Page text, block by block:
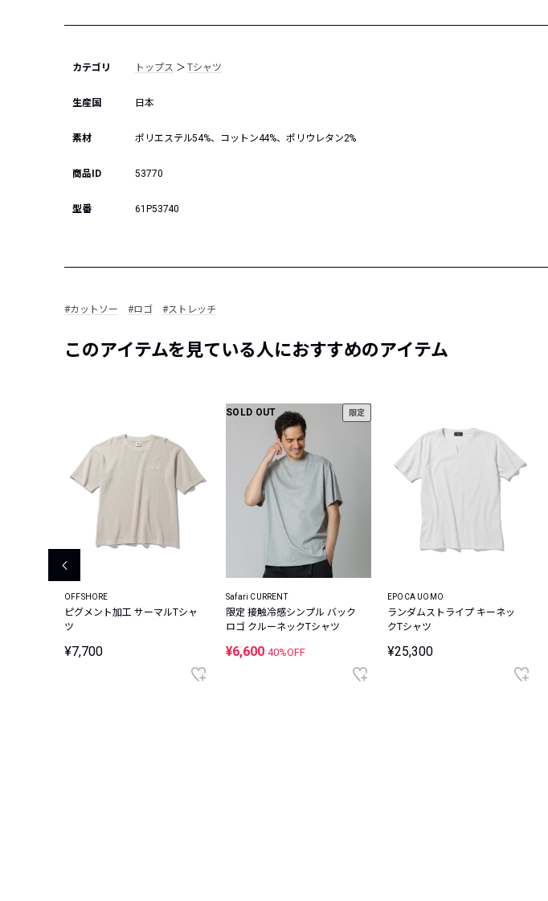
カテゴリ トップス ＞Tシャツ
生産国 日本
素材 ポリエステル54%、コットン44%、ポリウレタン2%
商品ID 53770
型番 61P53740
#カットソー #ロゴ #ストレッチ
このアイテムを見ている人におすすめのアイテム
OFFSHORE
ピグメント加工 サーマルTシャ
ツ
¥7,700
SOLD OUT 限定
Safari CURRENT
限定 接触冷感シンプル バック
ロゴ クルーネックTシャツ
¥6,600 40%OFF
EPOCA UOMO
ランダムストライプ キーネッ
クTシャツ
¥25,300